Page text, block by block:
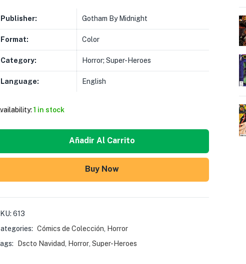
Publisher: Gotham By Midnight
Format: Color
Category: Horror; Super-Heroes
Language: English
1 in stock
Añadir Al Carrito
Buy Now
613
Cómics de Colección
Horror
Dscto Navidad Horror, Super-Heroes